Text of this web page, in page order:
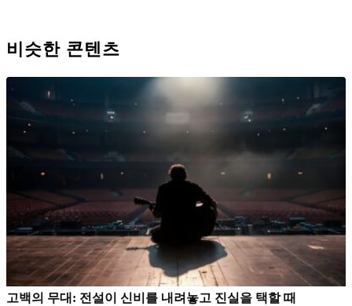
비슷한 콘텐츠
고백의 무대: 전설이 신비를 내려놓고 진실을 택할 때